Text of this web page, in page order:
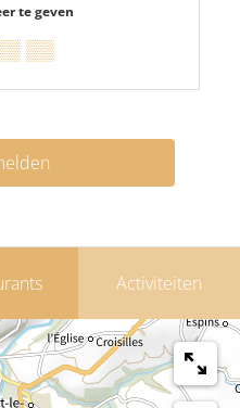
te geven
▒▒
Activiteiten